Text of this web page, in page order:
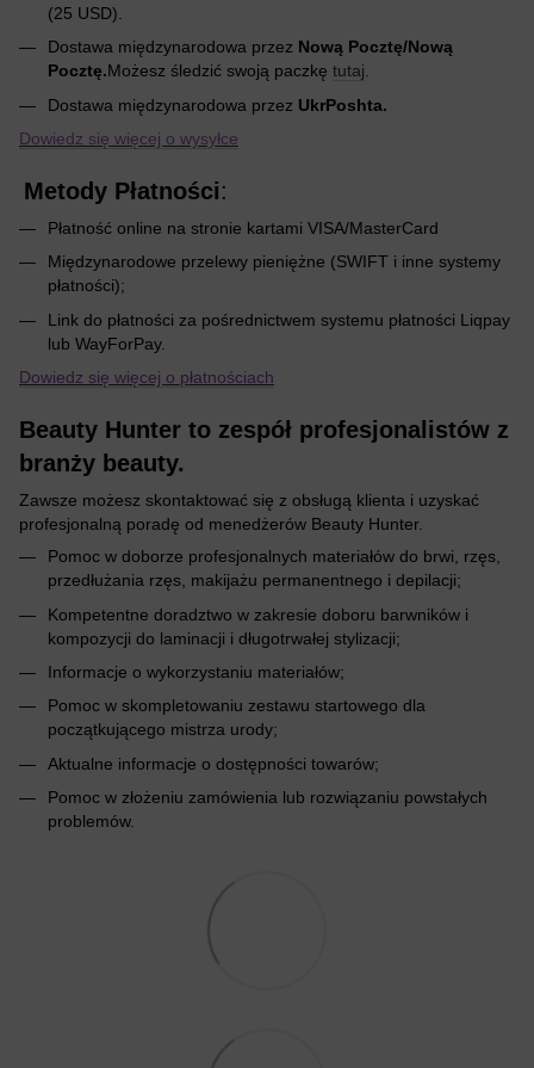
(25 USD).
Dostawa międzynarodowa przez Nową Pocztę/Nową
Pocztę.Możesz śledzić swoją paczkę tutaj
Dostawa międzynarodowa przez UkrPoshta.
Dowiedz się więcej o wysyłce
Metody Płatności:
Płatność online na stronie kartami VISA/MasterCard
Międzynarodowe przelewy pieniężne (SWIFT i inne systemy
płatności);
Link do płatności za pośrednictwem systemu płatności Liqpay
lub WayForPay.
Dowiedz się więcej o płatnościach
Beauty Hunter to zespół profesjonalistów z
branży beauty.
Zawsze możesz skontaktować się z obsługą klienta i uzyskać
profesjonalną poradę od menedżerów Beauty Hunter.
Pomoc w doborze profesjonalnych materiałów do brwi, rzęs,
przedłużania rzęs, makijażu permanentnego i depilacji;
Kompetentne doradztwo w zakresie doboru barwników i
kompozycji do laminacji i długotrwałej stylizacji;
Informacje o wykorzystaniu materiałów;
Pomoc w skompletowaniu zestawu startowego dla
początkującego mistrza urody;
Aktualne informacje o dostępności towarów;
Pomoc w złożeniu zamówienia lub rozwiązaniu powstałych
problemów.